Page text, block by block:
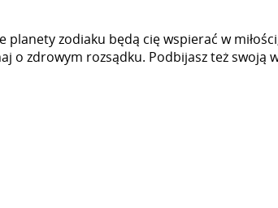
planety zodiaku będą cię wspierać w
o zdrowym rozsądku. Podbijasz też swoją